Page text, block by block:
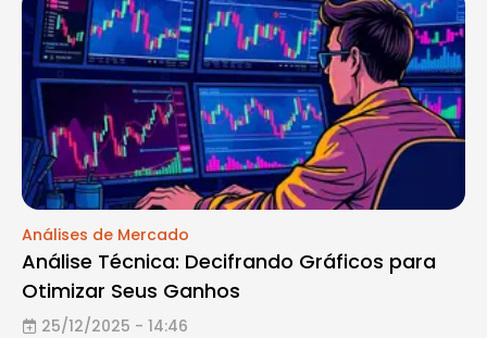
Análises de Mercado
Análise Técnica: Decifrando Gráficos para
Otimizar Seus Ganhos
25/12/2025 - 14:46